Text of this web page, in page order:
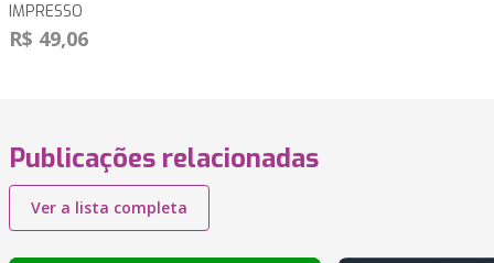
IMPRESSO
R$ 49,06
Publicações relacionadas
Ver a lista completa